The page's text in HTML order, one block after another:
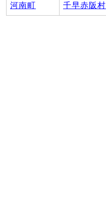
河南町 千早赤阪村